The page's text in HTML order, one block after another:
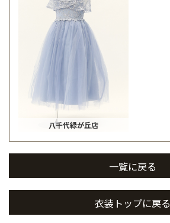
八千代緑が丘店
一覧に戻る
衣装トップに戻る